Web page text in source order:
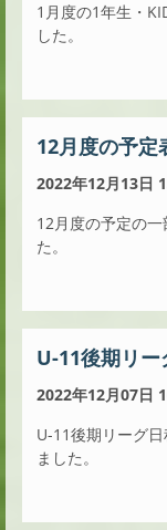
1月度の1年生・
した。
12月度の予定
2022年12月13日
12月度の予定の
た。
U-11後期リ
2022年12月07日
U-11後期リーグ
ました。